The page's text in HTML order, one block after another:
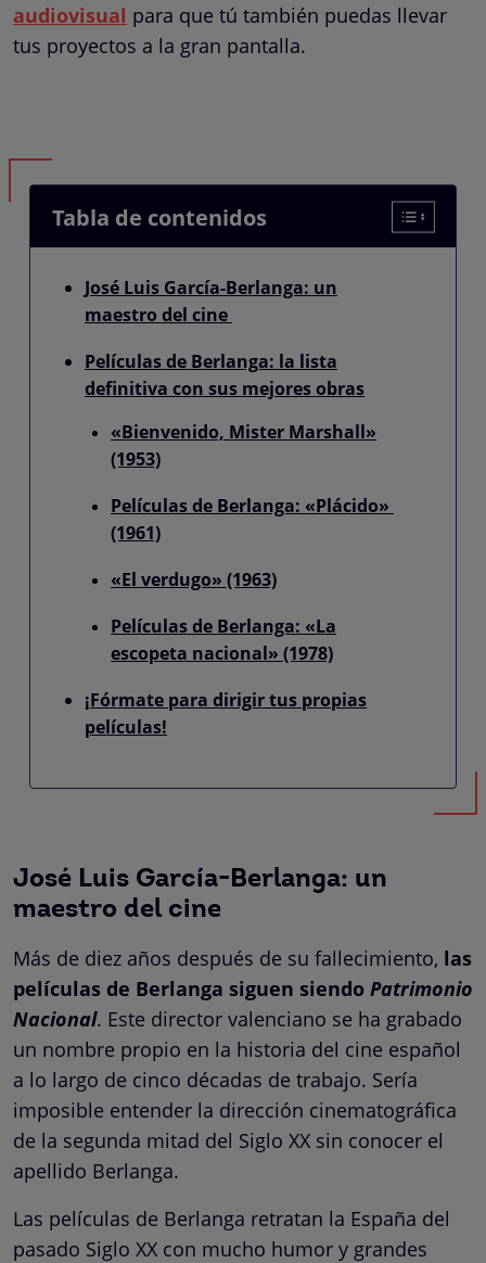
audiovisual para que tú también puedas llevar
tus proyectos a la gran pantalla.
Tabla de contenidos
José Luis García-Berlanga: un
maestro del cine
Películas de Berlanga: la lista
definitiva con sus mejores obras
«Bienvenido, Mister Marshall»
(1953)
Películas de Berlanga: «Plácido»
(1961)
«El verdugo» (1963)
Películas de Berlanga: «La
escopeta nacional» (1978)
¡Fórmate para dirigir tus propias
películas!
José Luis García-Berlanga: un
maestro del cine
Más de diez años después de su fallecimiento, las
películas de Berlanga siguen siendo Patrimonio
Nacional. Este director valenciano se ha grabado
un nombre propio en la historia del cine español
a lo largo de cinco décadas de trabajo. Sería
imposible entender la dirección cinematográfica
de la segunda mitad del Siglo XX sin conocer el
apellido Berlanga.
Las películas de Berlanga retratan la España del
pasado Siglo XX con mucho humor y grandes